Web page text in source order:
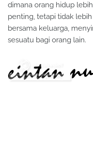
dimana orang hidup
penting, tetapi tidak
bersama keluarga,
sesuatu bagi orang lain.